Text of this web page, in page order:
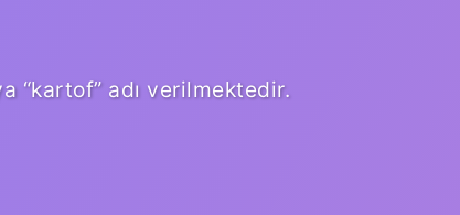
“kartof” adı verilmektedir.